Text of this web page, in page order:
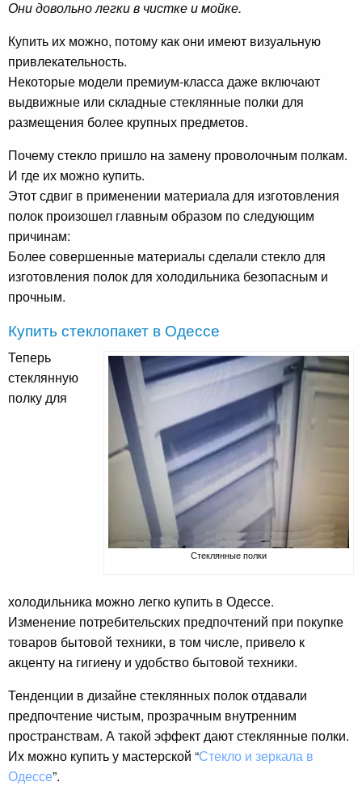
Они довольно легки в чистке и мойке.
Купить их можно, потому как они имеют визуальную
привлекательность.
Некоторые модели премиум-класса даже включают
выдвижные или складные стеклянные полки для
размещения более крупных предметов.
Почему стекло пришло на замену проволочным полкам.
И где их можно купить.
Этот сдвиг в применении материала для изготовления
полок произошел главным образом по следующим
причинам:
Более совершенные материалы сделали стекло для
изготовления полок для холодильника безопасным и
прочным.
Купить стеклопакет в Одессе
Стеклянные полки
Теперь
стеклянную
полку для
холодильника можно легко купить в Одессе.
Изменение потребительских предпочтений при покупке
товаров бытовой техники, в том числе, привело к
акценту на гигиену и удобство бытовой техники.
Тенденции в дизайне стеклянных полок отдавали
предпочтение чистым, прозрачным внутренним
пространствам. А такой эффект дают стеклянные полки.
Их можно купить у мастерской “Стекло и зеркала в
Одессе”.